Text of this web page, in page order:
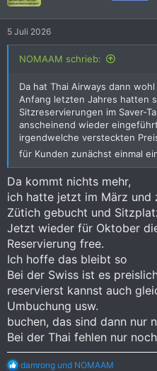
n
:
5 Juli 2026
NOMAAM schrieb:
Da hat Thai Airways dann
Anfang letzten Jahres hatten
Sitzreservierungen im Saver-
anscheinend wieder
irgendwelche versteckten
für Kunden zunächst einmal
Da kommt nichts mehr,
ich hatte jetzt im März und
Zütich gebucht und
Jetzt wieder für Oktober
Reservierung free.
Ich hoffe das bleibt so
Bei der Swiss ist es
reservierst kannst auch
Umbuchung usw.
buchen, das sind dann nur
Bei der Thai fehlen nur
R
damrong und NOMAAM